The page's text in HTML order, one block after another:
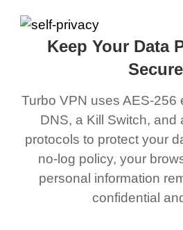
Keep Your Data
Secure
Turbo VPN uses AES-256
DNS, a Kill Switch, and
protocols to protect your
no-log policy, your
personal information
confidential